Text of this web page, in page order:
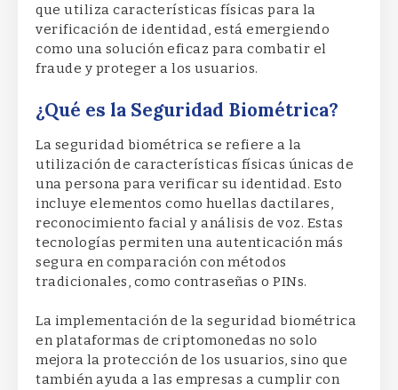
que utiliza características físicas para la
verificación de identidad, está emergiendo
como una solución eficaz para combatir el
fraude y proteger a los usuarios.
¿Qué es la Seguridad Biométrica?
La seguridad biométrica se refiere a la
utilización de características físicas únicas de
una persona para verificar su identidad. Esto
incluye elementos como huellas dactilares,
reconocimiento facial y análisis de voz. Estas
tecnologías permiten una autenticación más
segura en comparación con métodos
tradicionales, como contraseñas o PINs.
La implementación de la seguridad biométrica
en plataformas de criptomonedas no solo
mejora la protección de los usuarios, sino que
también ayuda a las empresas a cumplir con